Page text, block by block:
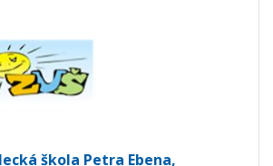
škola Petra Ebena,